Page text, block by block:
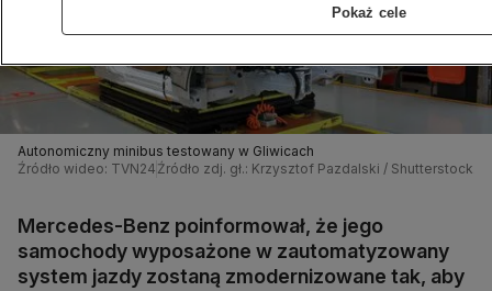
Autonomiczny minibus testowany w Gliwicach
Źródło wideo: TVN24 Źródło zdj. gł.: Krzysztof Pazdalski /
Mercedes-Benz poinformował, że jego
samochody wyposażone w zautomatyzowany
system jazdy zostaną zmodernizowane tak, aby
Pokaż cele